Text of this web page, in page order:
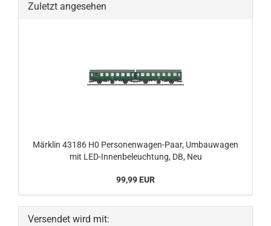
Zuletzt angesehen
Märklin 43186 H0 Personenwagen-Paar, Umbauwagen
mit LED-Innenbeleuchtung, DB, Neu
99,99 EUR
Versendet wird mit: